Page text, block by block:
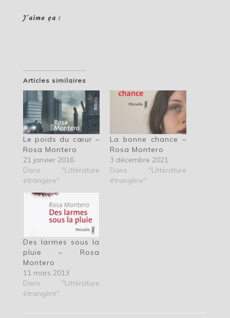
J’aime ça :
Articles similaires
Le poids du cœur –
Rosa Montero
21 janvier 2016
Dans "Littérature
étrangère"
La bonne chance –
Rosa Montero
3 décembre 2021
Dans "Littérature
étrangère"
Des larmes sous la
pluie – Rosa
Montero
11 mars 2013
Dans "Littérature
étrangère"